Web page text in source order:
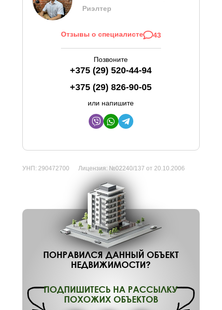
Риэлтер
Отзывы о специалисте 43
Позвоните
+375 (29) 520-44-94
+375 (29) 826-90-05
или напишите
УНП: 290472700 Лицензия: №02240/137 от 20.10.2006
ПОНРАВИЛСЯ ДАННЫЙ ОБЪЕКТ
НЕДВИЖИМОСТИ?
ПОДПИШИТЕСЬ НА РАССЫЛКУ
ПОХОЖИХ ОБЪЕКТОВ